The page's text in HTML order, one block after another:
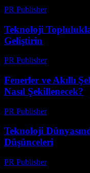
PR Publisher-
Teknoloji
Geliştirin
PR Publisher-
Fenerler ve Akıllı
Nasıl Şekillenecek?
PR Publisher-
Teknoloji
Düşünceleri
PR Publisher-